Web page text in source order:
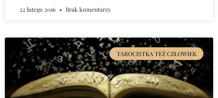
22 lutego 2016 Brak komentarzy
TAROCISTKA TEŻ CZŁOWIEK